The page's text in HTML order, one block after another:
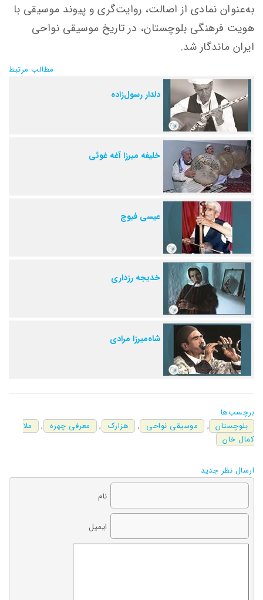
به‌عنوان نمادی از اصالت، روایت‌گری و پیوند موسیقی با
هویت فرهنگی بلوچستان، در تاریخ موسیقی نواحی
ایران ماندگار شد.
مطالب مرتبط
دلدار رسول‌زاده
خلیفه میرزا آغه غوثی
عیسی فیوج
خدیجه رزداری
شاه‌میرزا مرادی
برچسب‌ها
بلوچستان , موسیقی نواحی , هزارک , معرفی چهره ,
ملا
کمال خان
ارسال نظر جدید
نام
ایمیل